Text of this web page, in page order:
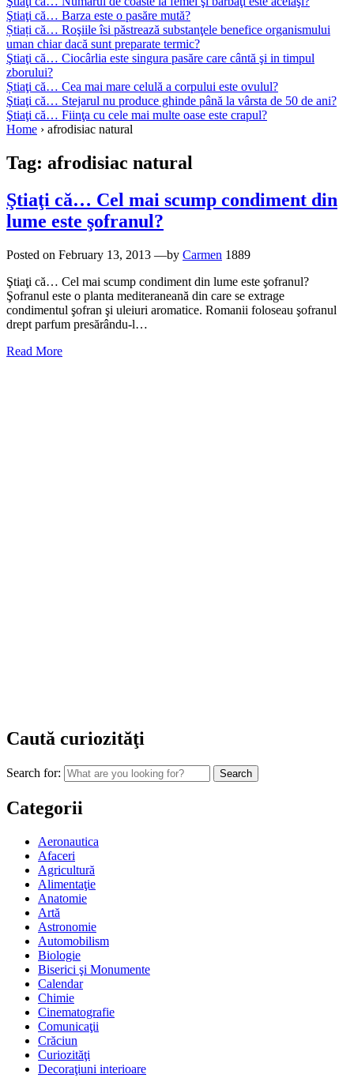
Ştiaţi că… Barza este o pasăre mută?
Știați că… Roşiile îsi păstrează substanţele benefice organismului
uman chiar dacă sunt preparate termic?
Ştiaţi că… Ciocârlia este singura pasăre care cântă şi in timpul
zborului?
Știaţi că… Cea mai mare celulă a corpului este ovulul?
Ştiaţi că… Stejarul nu produce ghinde până la vârsta de 50 de ani?
Ştiaţi că… Fiinţa cu cele mai multe oase este crapul?
Home › afrodisiac natural
Tag: afrodisiac natural
Ştiaţi că… Cel mai scump condiment din
lume este şofranul?
Posted on February 13, 2013 —by Carmen 1889
Ştiaţi că… Cel mai scump condiment din lume este şofranul?
Şofranul este o planta mediteraneană din care se extrage
condimentul şofran şi uleiuri aromatice. Romanii foloseau şofranul
drept parfum presărându-l…
Read More
Caută curiozităţi
Search for:
Categorii
Aeronautica
Afaceri
Agricultură
Alimentaţie
Anatomie
Artă
Astronomie
Automobilism
Biologie
Biserici şi Monumente
Calendar
Chimie
Cinematografie
Comunicaţii
Crăciun
Curiozităţi
Decoraţiuni interioare